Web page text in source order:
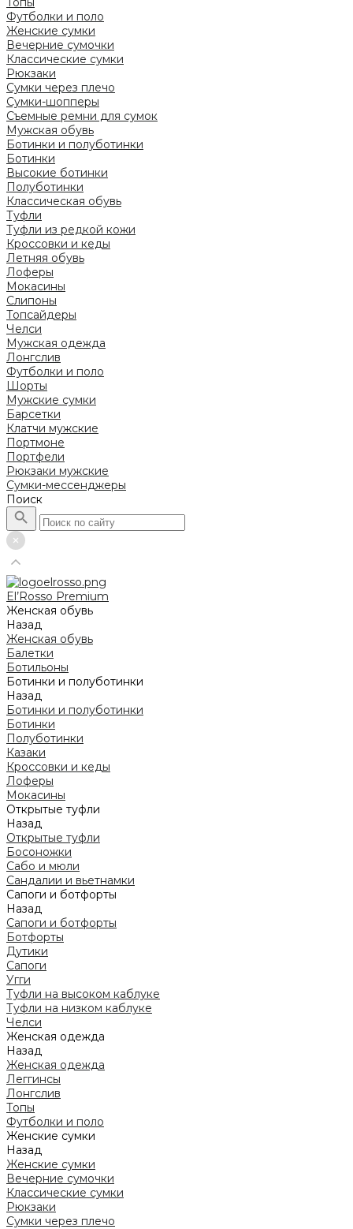
Футболки и поло
Женские сумки
Вечерние сумочки
Классические сумки
Рюкзаки
Сумки через плечо
Сумки-шопперы
Съемные ремни для сумок
Мужская обувь
Ботинки и полуботинки
Ботинки
Высокие ботинки
Полуботинки
Классическая обувь
Туфли
Туфли из редкой кожи
Кроссовки и кеды
Летняя обувь
Лоферы
Мокасины
Слипоны
Топсайдеры
Челси
Мужская одежда
Лонгслив
Футболки и поло
Шорты
Мужские сумки
Барсетки
Клатчи мужские
Портмоне
Портфели
Рюкзаки мужские
Сумки-мессенджеры
Поиск
El’Rosso Premium
Женская обувь
Назад
Женская обувь
Балетки
Ботильоны
Ботинки и полуботинки
Назад
Ботинки и полуботинки
Ботинки
Полуботинки
Казаки
Кроссовки и кеды
Лоферы
Мокасины
Открытые туфли
Назад
Открытые туфли
Босоножки
Сабо и мюли
Сандалии и вьетнамки
Сапоги и ботфорты
Назад
Сапоги и ботфорты
Ботфорты
Дутики
Сапоги
Угги
Туфли на высоком каблуке
Туфли на низком каблуке
Челси
Женская одежда
Назад
Женская одежда
Леггинсы
Лонгслив
Топы
Футболки и поло
Женские сумки
Назад
Женские сумки
Вечерние сумочки
Классические сумки
Рюкзаки
Сумки через плечо